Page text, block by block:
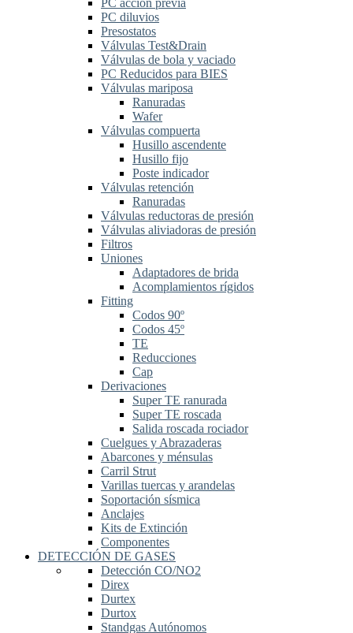
PC acción previa
PC diluvios
Presostatos
Válvulas Test&Drain
Válvulas de bola y vaciado
PC Reducidos para BIES
Válvulas mariposa
Ranuradas
Wafer
Válvulas compuerta
Husillo ascendente
Husillo fijo
Poste indicador
Válvulas retención
Ranuradas
Válvulas reductoras de presión
Válvulas aliviadoras de presión
Filtros
Uniones
Adaptadores de brida
Acomplamientos rígidos
Fitting
Codos 90º
Codos 45º
TE
Reducciones
Cap
Derivaciones
Super TE ranurada
Super TE roscada
Salida roscada rociador
Cuelgues y Abrazaderas
Abarcones y ménsulas
Carril Strut
Varillas tuercas y arandelas
Soportación sísmica
Anclajes
Kits de Extinción
Componentes
DETECCIÓN DE GASES
Detección CO/NO2
Direx
Durtex
Durtox
Standgas Autónomos